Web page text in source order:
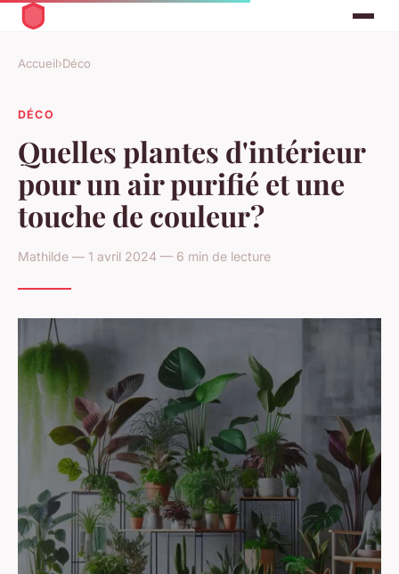
Accueil›Déco
DÉCO
Quelles plantes d'intérieur
pour un air purifié et une
touche de couleur?
Mathilde — 1 avril 2024 — 6 min de lecture